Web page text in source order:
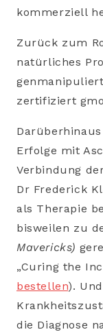
kommerziell
Zurück zum
natürliches
zertifiziert
Erfolge mit
Verbindung
Dr Frederick
als Therapie
bisweilen zu
Mavericks)
„Curing the
bestellen).
die Diagnose